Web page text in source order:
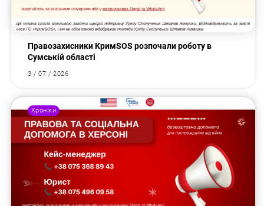
Правозахисники КримSOS розпочали роботу в
Сумській області
3 / 07 / 2026
Хроніки